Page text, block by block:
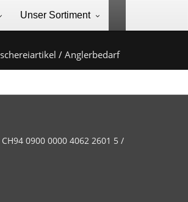
Unser Sortiment
/ Anglerbedarf
0900 0000 4062 2601 5 /